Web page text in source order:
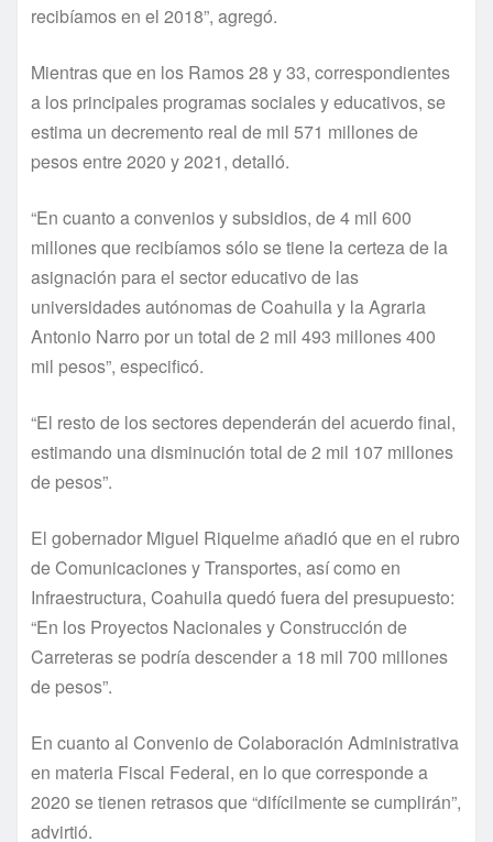
recibíamos en el 2018”, agregó.
Mientras que en los Ramos 28 y 33, correspondientes
a los principales programas sociales y educativos, se
estima un decremento real de mil 571 millones de
pesos entre 2020 y 2021, detalló.
“En cuanto a convenios y subsidios, de 4 mil 600
millones que recibíamos sólo se tiene la certeza de la
asignación para el sector educativo de las
universidades autónomas de Coahuila y la Agraria
Antonio Narro por un total de 2 mil 493 millones 400
mil pesos”, especificó.
“El resto de los sectores dependerán del acuerdo final,
estimando una disminución total de 2 mil 107 millones
de pesos”.
El gobernador Miguel Riquelme añadió que en el rubro
de Comunicaciones y Transportes, así como en
Infraestructura, Coahuila quedó fuera del presupuesto:
“En los Proyectos Nacionales y Construcción de
Carreteras se podría descender a 18 mil 700 millones
de pesos”.
En cuanto al Convenio de Colaboración Administrativa
en materia Fiscal Federal, en lo que corresponde a
2020 se tienen retrasos que “difícilmente se cumplirán”,
advirtió.